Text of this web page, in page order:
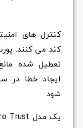
کنترل های
کند می کنند.
تعطیل شده
ایجاد خطا در
شود.